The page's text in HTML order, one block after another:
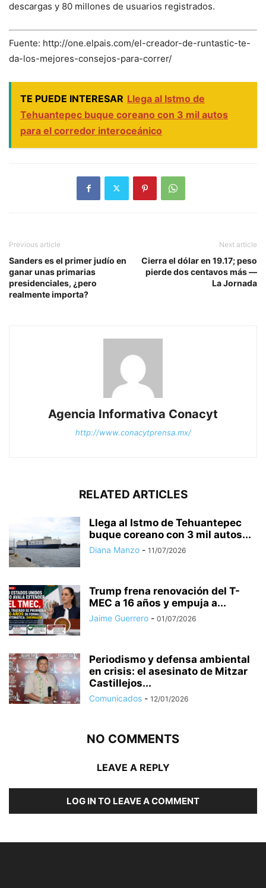
descargas y 80 millones de usuarios registrados.
Fuente: http://one.elpais.com/el-creador-de-runtastic-te-
da-los-mejores-consejos-para-correr/
TE PUEDE INTERESAR Llega al Istmo de
Tehuantepec buque coreano con 3 mil autos
para el corredor interoceánico
Previous article
Sanders es el primer judío en
ganar unas primarias
presidenciales, ¿pero
realmente importa?
Next article
Cierra el dólar en 19.17; peso
pierde dos centavos más —
La Jornada
Agencia Informativa Conacyt
http://www.conacytprensa.mx/
RELATED ARTICLES
Llega al Istmo de Tehuantepec
buque coreano con 3 mil autos...
Diana Manzo - 11/07/2026
Trump frena renovación del T-
MEC a 16 años y empuja a...
Jaime Guerrero - 01/07/2026
Periodismo y defensa ambiental
en crisis: el asesinato de Mitzar
Castillejos...
Comunicados - 12/01/2026
NO COMMENTS
LEAVE A REPLY
LOG IN TO LEAVE A COMMENT